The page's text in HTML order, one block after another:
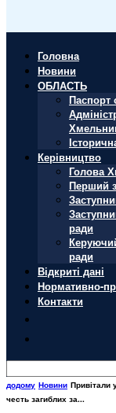
Головна
Новини
ОБЛАСТЬ
Паспорт
Керівництво
Голова
Перший
ради
ради
Відкриті дані
Нормативно-
Контакти
додому Новини Привітали
честь загиблих за...